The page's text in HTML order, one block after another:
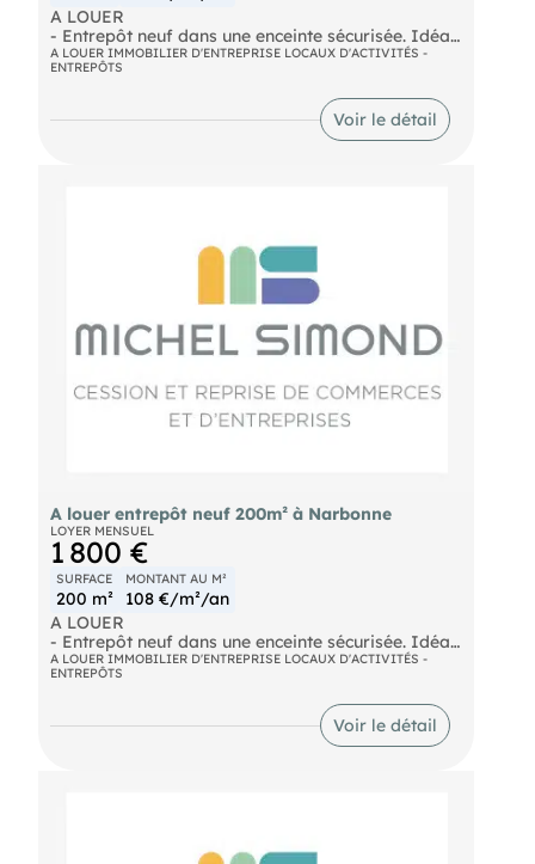
A LOUER
- Entrepôt neuf dans une enceinte sécurisée. Idéal
pour activité de stockage. Accès poids lourds avec
aire de retournement. Porte 3X3 plus accès
piétons. Cinq places de parking attenantes.
Dossier sur demande, nous consulter. Loyer
A LOUER IMMOBILIER D'ENTREPRISE LOCAUX D'ACTIVITÉS -
ENTREPÔTS
Voir le détail
A louer entrepôt neuf 200m² à Narbonne
LOYER MENSUEL
1 800 €
SURFACE
200 m²
MONTANT AU M²
108 €/m²/an
A LOUER
- Entrepôt neuf dans une enceinte sécurisée. Idéal
pour activité de stockage. Accès poids lourds avec
aire de retournement. Porte 3x3 plus accès piétons.
Cinq places de parking attenantes. Dossier sur
demande, nous consulter. Loyer mensuel : 1.800€
A LOUER IMMOBILIER D'ENTREPRISE LOCAUX D'ACTIVITÉS -
ENTREPÔTS
Voir le détail